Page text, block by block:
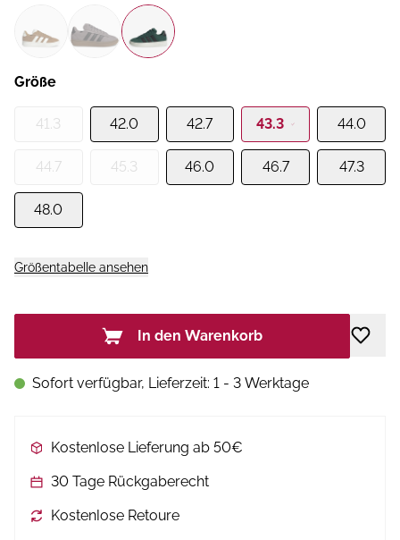
Größe
41.3 42.0 42.7 43.3 44.0
44.7 45.3 46.0 46.7 47.3
48.0
Größentabelle ansehen
In den Warenkorb
Sofort verfügbar, Lieferzeit: 1 - 3 Werktage
Kostenlose Lieferung ab 50€
30 Tage Rückgaberecht
Kostenlose Retoure